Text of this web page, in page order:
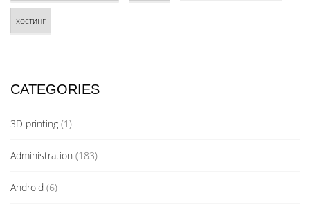
хостинг
CATEGORIES
3D printing (1)
Administration (183)
Android (6)